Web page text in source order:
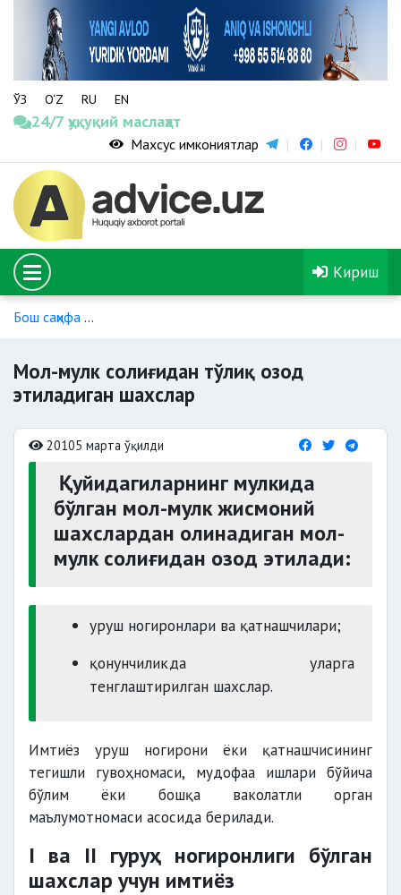
ЎЗ O‘Z RU EN
24/7 ҳуқуқий маслаҳат
Махсус имкониятлар
Кириш
Бош саҳифа
Мол-мулк солиғидан тўлиқ озод
этиладиган шахслар
20105 марта ўқилди
Қуйидагиларнинг мулкида
бўлган мол-мулк жисмоний
шахслардан олинадиган мол-
мулк солиғидан озод этилади:
уруш ногиронлари ва қатнашчилари;
қонунчиликда уларга
тенглаштирилган шахслар.
Имтиёз уруш ногирони ёки қатнашчисининг
тегишли гувоҳномаси, мудофаа ишлари бўйича
бўлим ёки бошқа ваколатли орган
маълумотномаси асосида берилади.
I ва II гуруҳ ногиронлиги бўлган
шахслар учун имтиёз